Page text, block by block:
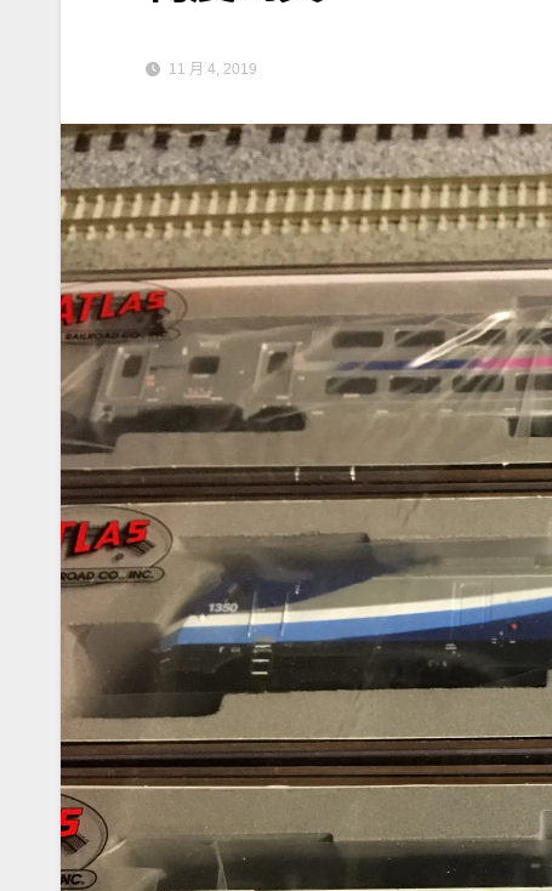
11 月 4, 2019